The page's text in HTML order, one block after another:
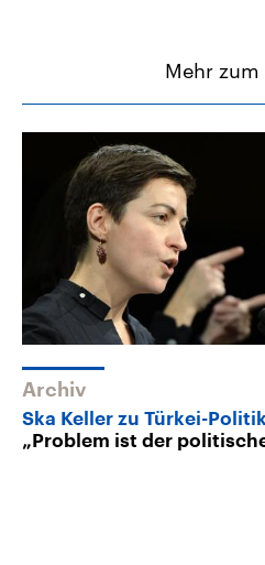
Mehr zum
Archiv
Ska Keller zu Türkei-
„Problem ist der